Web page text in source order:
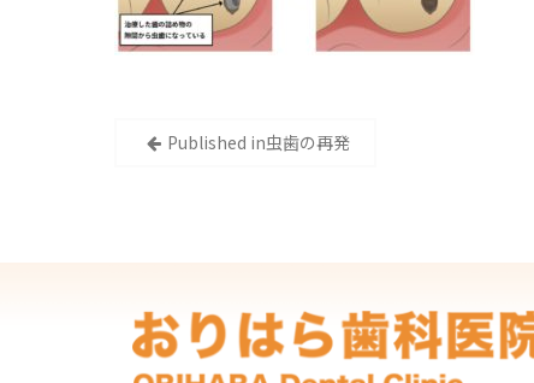
ビ
ゲ
Published in⾍⻭の再発